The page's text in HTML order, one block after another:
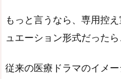
もっと言うなら、専用控
ュエーション形式だったら
従来の医療ドラマのイメ